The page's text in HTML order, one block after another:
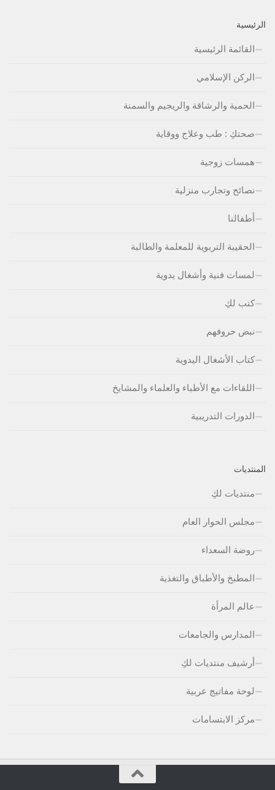
الرئيسية
القائمة الرئيسية
الركن الإسلامي
الحمية والرشاقة والريجيم والسمنة
صحتكِ : طب وعلاج ووقاية
همسات زوجية
نصائح وتجارب منزلية
أطفالنا
الحقيبة التربوية للمعلمة والطالبة
لمسات فنية وأشغال يدوية
كتب لكِ
نبض حروفهم
كتاب الأشغال اليدوية
اللقاءات مع الأطباء والعلماء والمشايخ
الدورات التدريبية
المنتديات
منتديات لكِ
مجلس الحوار العام
روضة السعداء
المطبخ والأطباق والتغذية
عالم المرأة
المدارس والجامعات
أرشيف منتديات لكِ
لوحة مفاتيج عربية
مركز الابتسامات